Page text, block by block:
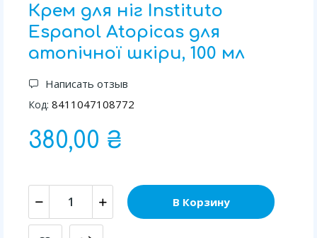
Крем для ніг Instituto
Espanol Atopicas для
атопічної шкіри, 100 мл
Написать отзыв
Код: 8411047108772
380,00 ₴
В Корзину